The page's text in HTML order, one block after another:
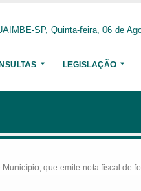
SP, Quinta-feira, 06 de
LEGISLAÇÃO
que emite nota fiscal de